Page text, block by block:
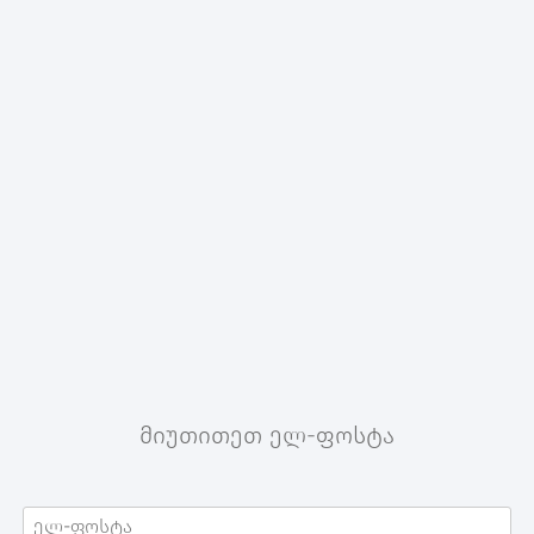
მიუთითეთ ელ-ფოსტა